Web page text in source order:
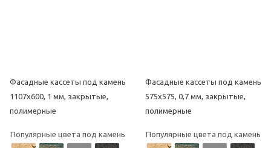
Фасадные кассеты под камень
1107х600, 1 мм, закрытые,
полимерные
Популярные цвета под камень
Фасадные кассеты под камень
575х575, 0,7 мм, закрытые,
полимерные
Популярные цвета под камень